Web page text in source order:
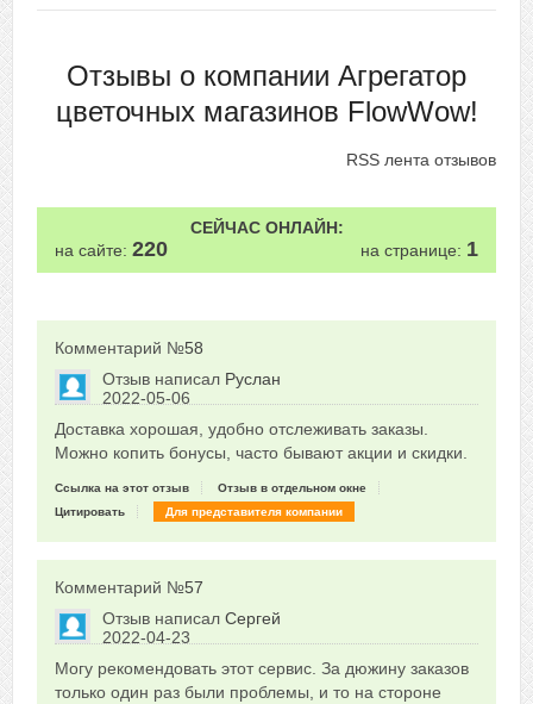
Отзывы о компании Агрегатор
цветочных магазинов FlowWow!
RSS лента отзывов
СЕЙЧАС ОНЛАЙН:
на сайте: 220 на странице: 1
Комментарий №58
Отзыв написал Руслан
2022-05-06
-1
Сказать друзьям об отзыве
Доставка хорошая, удобно отслеживать заказы.
Можно копить бонусы, часто бывают акции и скидки.
Ссылка на этот отзыв
Отзыв в отдельном окне
Цитировать
Для представителя компании
Комментарий №57
Отзыв написал Сергей
2022-04-23
-1
Сказать друзьям об отзыве
Могу рекомендовать этот сервис. За дюжину заказов
только один раз были проблемы, и то на стороне